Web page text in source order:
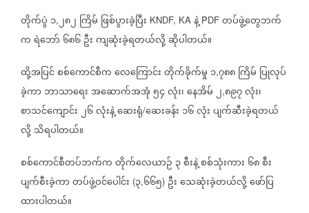
တိုက်ပွဲ ၁,၂၈၂ ကြိမ် ဖြစ်ပွားခဲ့ပြီး KNDF, KA နဲ့ PDF တပ်ဖွဲ့တွေဘက်
ကရဲဘော်၆၈၆ဦးကျဆုံးခဲ့ရတယ်လို့ဆိုပါတယ်။
ထို့အပြင်စစ်ကောင်စီကလေကြောင်းတိုက်ခိုက်မှု ၁,၇၈၈ကြိမ် ပြုလုပ်
ခဲ့ကာဘာသာ‌ရေးအဆောက်အအုံ၅၄လုံး၊နေအိမ်၂,၈၉၇လုံး၊
စာသင်ကျောင်း၂၆လုံးနဲ့ဆေးရုံ/ဆေးခန်း ၁၆လုံးပျက်ဆီးခဲ့ရတယ်
လို့သိရပါတယ်။
စစ်ကောင်စီတပ်ဘက်ကတိုက်လေယာဉ် ၃စီးနဲ့စစ်သုံးကား ၆၈စီး
ပျက်စီးခဲ့ကာတပ်ဖွဲ့ဝင်ပေါင်း (၃,၆၆၅) ဦးသေဆုံးခဲ့တယ်လို့ဖော်ပြ
ထားပါတယ်။